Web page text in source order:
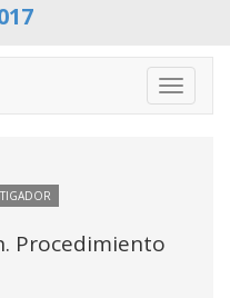
Toggle
Procedimiento